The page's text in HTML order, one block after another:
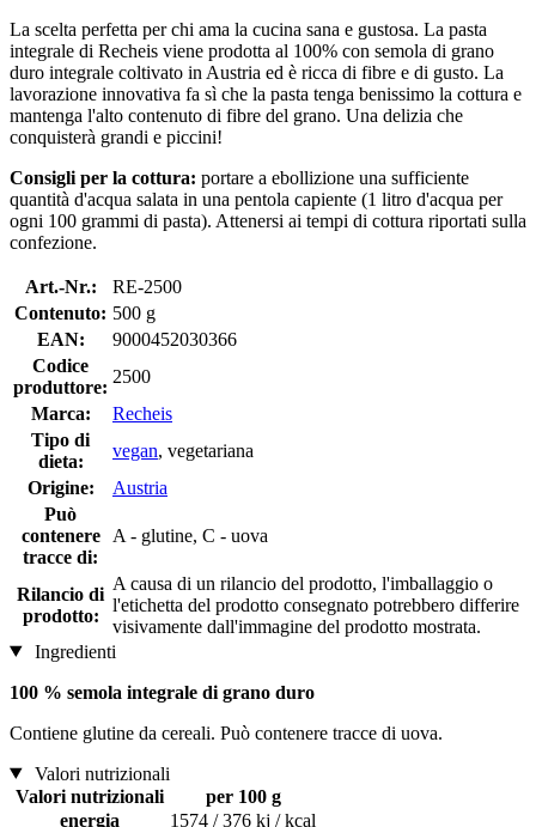
La scelta perfetta per chi ama la cucina sana e gustosa. La pasta
integrale di Recheis viene prodotta al 100% con semola di grano
duro integrale coltivato in Austria ed è ricca di fibre e di gusto. La
lavorazione innovativa fa sì che la pasta tenga benissimo la cottura e
mantenga l'alto contenuto di fibre del grano. Una delizia che
conquisterà grandi e piccini!
Consigli per la cottura: portare a ebollizione una sufficiente
quantità d'acqua salata in una pentola capiente (1 litro d'acqua per
ogni 100 grammi di pasta). Attenersi ai tempi di cottura riportati sulla
confezione.
Art.-Nr.:
RE-2500
Contenuto: 500 g
EAN:
9000452030366
Codice
produttore:
2500
Marca:
Recheis
Tipo di
dieta:
vegan, vegetariana
Origine:
Austria
Può
contenere
tracce di:
A - glutine, C - uova
Rilancio di
prodotto:
A causa di un rilancio del prodotto, l'imballaggio o
l'etichetta del prodotto consegnato potrebbero differire
visivamente dall'immagine del prodotto mostrata.
Ingredienti
100 % semola integrale di grano duro
Contiene glutine da cereali. Può contenere tracce di uova.
Valori nutrizionali
Valori nutrizionali
per 100 g
energia
1574 / 376 kj / kcal